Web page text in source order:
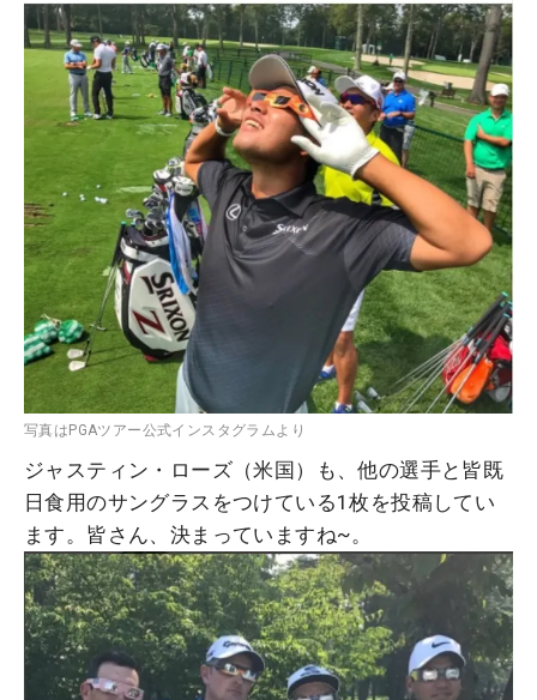
写真はPGAツアー公式インスタグラムより
ジャスティン・ローズ（米国）も、他の選手と皆既
日食用のサングラスをつけている1枚を投稿してい
ます。皆さん、決まっていますね~。